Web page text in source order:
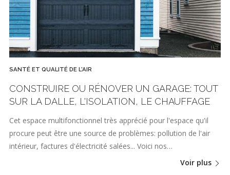
SANTÉ ET QUALITÉ DE L'AIR
CONSTRUIRE OU RÉNOVER UN GARAGE: TOUT
SUR LA DALLE, L'ISOLATION, LE CHAUFFAGE
Cet espace multifonctionnel très apprécié pour l'espace qu'il
procure peut être une source de problèmes: pollution de l'air
intérieur, factures d'électricité salées... Voici nos…
Voir plus